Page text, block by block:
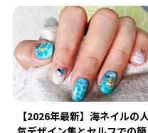
【2026年最新】海ネイルの